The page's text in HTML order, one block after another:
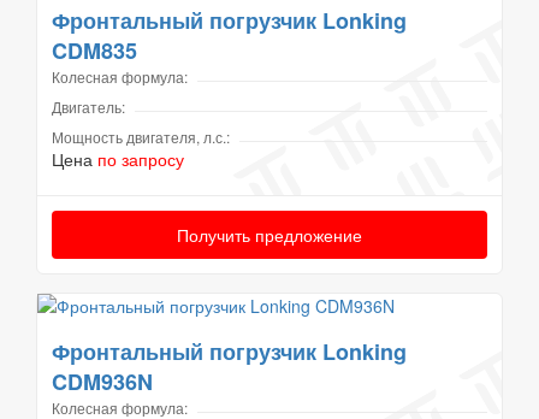
Фронтальный погрузчик Lonking
CDM835
Колесная формула:
Двигатель:
Мощность двигателя, л.с.:
Цена по запросу
Получить предложение
Фронтальный погрузчик Lonking
CDM936N
Колесная формула: